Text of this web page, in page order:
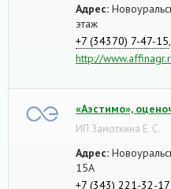
Адрес:
этаж
+7 (34370) 7-47-15
http://
«Аэстимо»,
ИП Замоткина Е. С.
Адрес:
15А
+7 (343) 221-32-17